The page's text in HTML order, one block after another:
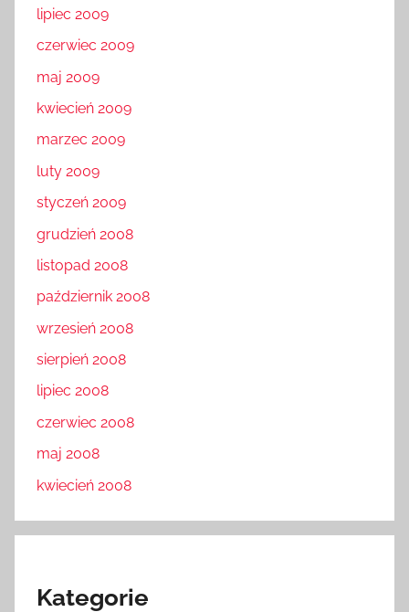
lipiec 2009
czerwiec 2009
maj 2009
kwiecień 2009
marzec 2009
luty 2009
styczeń 2009
grudzień 2008
listopad 2008
październik 2008
wrzesień 2008
sierpień 2008
lipiec 2008
czerwiec 2008
maj 2008
kwiecień 2008
Kategorie